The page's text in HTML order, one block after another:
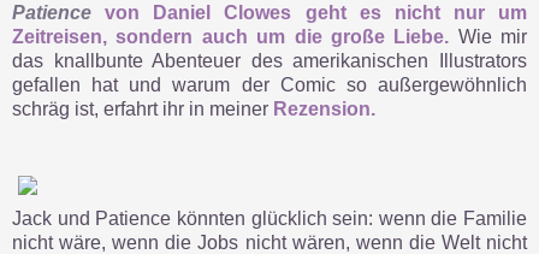
Patience von Daniel Clowes geht es nicht nur um
Zeitreisen, sondern auch um die große Liebe. Wie mir
das knallbunte Abenteuer des amerikanischen Illustrators
gefallen hat und warum der Comic so außergewöhnlich
schräg ist, erfahrt ihr in meiner Rezension.
Jack und Patience könnten glücklich sein: wenn die Familie
nicht wäre, wenn die Jobs nicht wären, wenn die Welt nicht